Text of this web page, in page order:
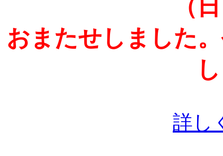
（
おまたせしました
詳し